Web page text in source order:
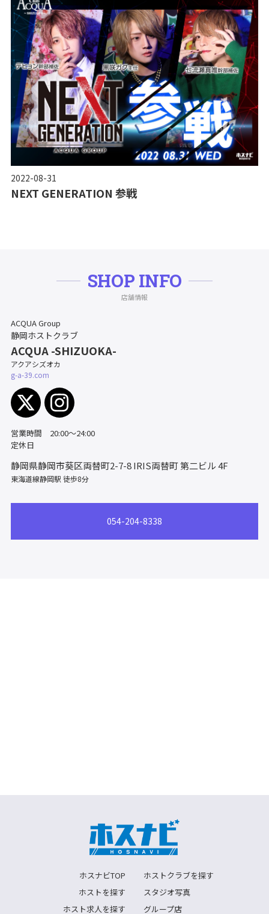
2022-08-31
NEXT GENERATION 参戦
SHOP INFO
店舗情報
ACQUA Group
静岡ホストクラブ
ACQUA -SHIZUOKA-
アクアシズオカ
g-a-39.com
営業時間 20:00〜24:00
定休日
静岡県静岡市葵区両替町2-7-8IRIS両替町 第二ビル 4F
東海道線静岡駅 徒歩8分
054-204-8338
ホスナビTOP
ホストクラブを探す
ホストを探す
スタジオ写真
ホスト求人を探す
グループ店